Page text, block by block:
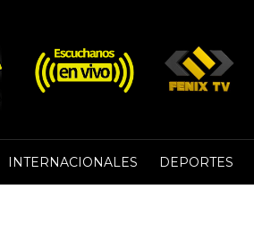
INTERNACIONALES DEPORTES